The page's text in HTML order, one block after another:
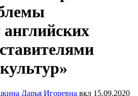
Дарья Игоревна вкл 15.09.2020